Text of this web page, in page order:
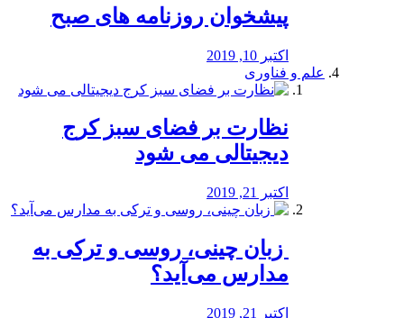
پیشخوان روزنامه های صبح
اکتبر 10, 2019
علم و فناوری
نظارت بر فضای سبز کرج
دیجیتالی می شود
اکتبر 21, 2019
️ زبان چینی، روسی و ترکی به
مدارس می‌آید؟
اکتبر 21, 2019